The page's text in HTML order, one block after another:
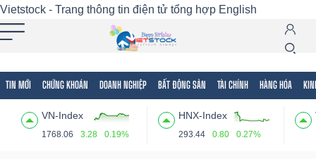
Vietstock - Trang thông tin điện tử tổng hợp English
TIN MỚI CHỨNG KHOÁN DOANH NGHIỆP BẤT ĐỘNG SẢN TÀI CHÍNH HÀNG HÓA
VN-Index
1768.06 3.28 0.19%
HNX-Index
293.44 0.80 0.27%
Tất cả Tính năng Ngành Mã chứng khoán
Tính